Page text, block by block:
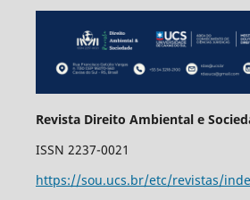
Revista Direito Ambiental e
ISSN 2237-0021
https://sou.ucs.br/etc/revistas/